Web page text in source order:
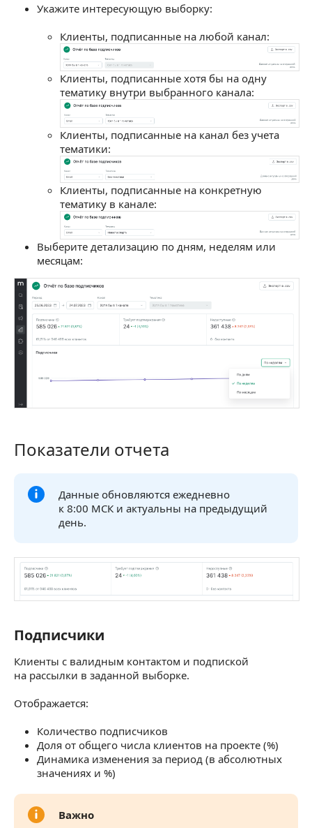
Укажите интересующую выборку:
Клиенты, подписанные на любой канал:
Клиенты, подписанные хотя бы на одну
тематику внутри выбранного канала:
Клиенты, подписанные на канал без учета
тематики:
Клиенты, подписанные на конкретную
тематику в канале:
Выберите детализацию по дням, неделям или
месяцам:
Показатели отчета
Показатели отчета
Данные обновляются ежедневно
к 8:00 МСК и актуальны на предыдущий
день.
Подписчики
Подписчики
Клиенты с валидным контактом и подпиской
на рассылки в заданной выборке.
Отображается:
Количество подписчиков
Доля от общего числа клиентов на проекте (%)
Динамика изменения за период (в абсолютных
значениях и %)
Важно